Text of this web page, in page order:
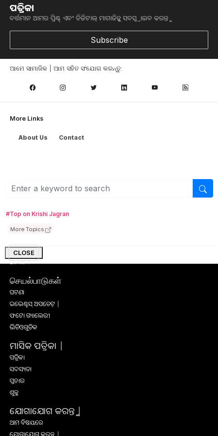
ପତ୍ରିକା
ବର୍ତ୍ତମାନ ଆମର ପ୍ରିଣ୍ଟ୍ ଏବଂ ଡିଜିଟାଲ୍ ମାଗାଜିନ୍କୁ ସବସ୍କ୍ରାଇବ କରନ୍ତୁ
Subscribe
ଆମେ ସାମାଜିକ | ଆମ ସହିତ ସଂଯୋଗ କରନ୍ତୁ:
More Links
About Us Contact
#Top on Krishi Jagran
More Topics
CLOSE
Browse
ଉଦ୍ୟାନ କୃଷି
କୃଷି ଉପକରଣ
କୃଷି ପ୍ରଶିକ୍ଷଣ
ସଫଳ କାହାଣୀ
ଅନ୍ୟାନ୍ୟ
செயல்பாடுகள்
ଘଟଣା
ଇଭେଣ୍ଟସ୍ ଅପଡେଟ୍ |
ଫଟୋ ଗ୍ୟାଲେରୀ
ଭିଡିଓଗୁଡିକ
ମାସିକ ପତ୍ରିକା |
ପତ୍ରିକା
ସଦସ୍ୟତା
ପ୍ରଚାର
ଶୁଳ୍କ
ଯୋଗାଯୋଗ କରନ୍ତୁ |
ଆମ ବିଷୟରେ
ଯୋଗାଯୋଗ କରନ୍ତୁ |